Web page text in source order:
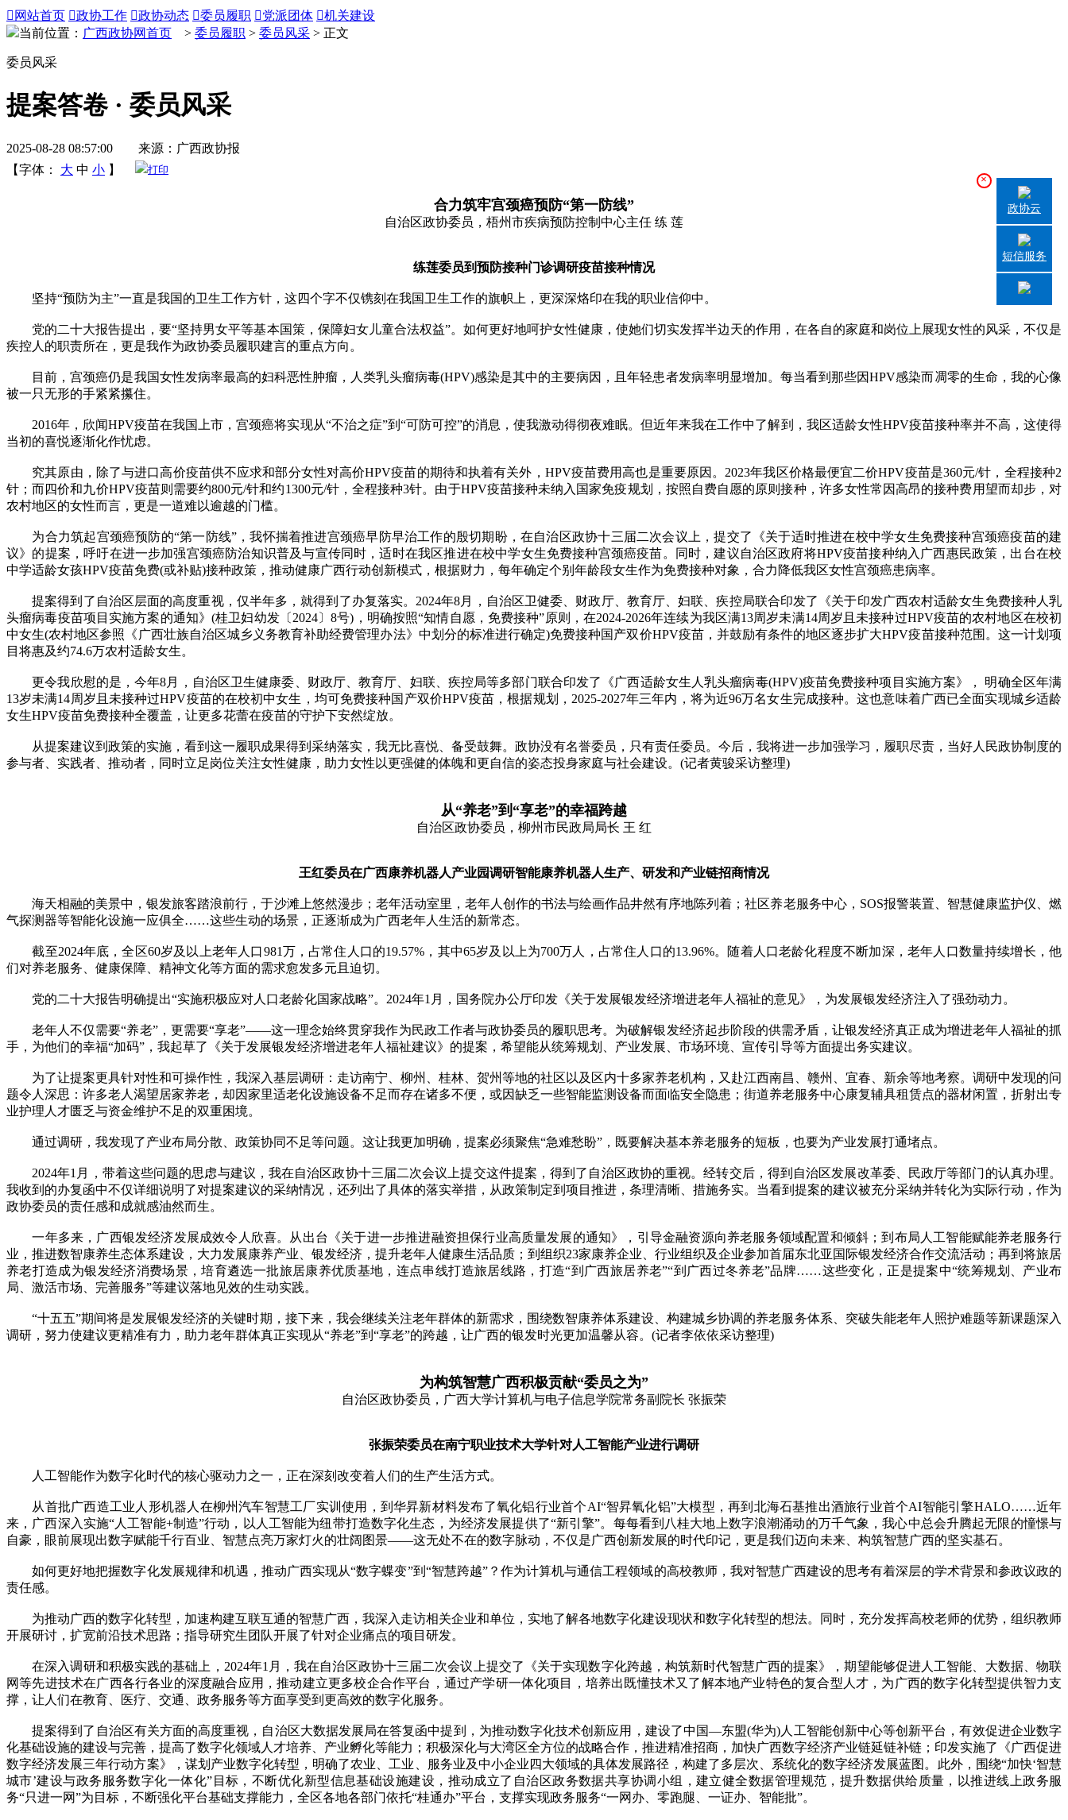
 网站首页 政协工作 政协动态 委员履职 党派团体 机关建设
当前位置： 广西政协网首页 > 委员履职 > 委员风采 > 正文
委员风采
提案答卷 · 委员风采
2025-08-28 08:57:00 来源：广西政协报
【字体：
大 中 小 】 打印
合力筑牢宫颈癌预防“第一防线”
自治区政协委员，梧州市疾病预防控制中心主任 练 莲
练莲委员到预防接种门诊调研疫苗接种情况
坚持“预防为主”一直是我国的卫生工作方针，这四个字不仅镌刻在我国卫生工作的旗帜上，更深深烙印在我的职业信仰中。
党的二十大报告提出，要“坚持男女平等基本国策，保障妇女儿童合法权益”。如何更好地呵护女性健康，使她们切实发挥半边天的作用，在各自的家庭和岗位上展现女性的风采，不仅是
疾控人的职责所在，更是我作为政协委员履职建言的重点方向。
目前，宫颈癌仍是我国女性发病率最高的妇科恶性肿瘤，人类乳头瘤病毒(HPV)感染是其中的主要病因，且年轻患者发病率明显增加。每当看到那些因HPV感染而凋零的生命，我的心像
被一只无形的手紧紧攥住。
2016年，欣闻HPV疫苗在我国上市，宫颈癌将实现从“不治之症”到“可防可控”的消息，使我激动得彻夜难眠。但近年来我在工作中了解到，我区适龄女性HPV疫苗接种率并不高，这使得
当初的喜悦逐渐化作忧虑。
究其原由，除了与进口高价疫苗供不应求和部分女性对高价HPV疫苗的期待和执着有关外，HPV疫苗费用高也是重要原因。2023年我区价格最便宜二价HPV疫苗是360元/针，全程接种2
针；而四价和九价HPV疫苗则需要约800元/针和约1300元/针，全程接种3针。由于HPV疫苗接种未纳入国家免疫规划，按照自费自愿的原则接种，许多女性常因高昂的接种费用望而却步，对
农村地区的女性而言，更是一道难以逾越的门槛。
为合力筑起宫颈癌预防的“第一防线”，我怀揣着推进宫颈癌早防早治工作的殷切期盼，在自治区政协十三届二次会议上，提交了《关于适时推进在校中学女生免费接种宫颈癌疫苗的建
议》的提案，呼吁在进一步加强宫颈癌防治知识普及与宣传同时，适时在我区推进在校中学女生免费接种宫颈癌疫苗。同时，建议自治区政府将HPV疫苗接种纳入广西惠民政策，出台在校
中学适龄女孩HPV疫苗免费(或补贴)接种政策，推动健康广西行动创新模式，根据财力，每年确定个别年龄段女生作为免费接种对象，合力降低我区女性宫颈癌患病率。
提案得到了自治区层面的高度重视，仅半年多，就得到了办复落实。2024年8月，自治区卫健委、财政厅、教育厅、妇联、疾控局联合印发了《关于印发广西农村适龄女生免费接种人乳
头瘤病毒疫苗项目实施方案的通知》(桂卫妇幼发〔2024〕8号)，明确按照“知情自愿，免费接种”原则，在2024-2026年连续为我区满13周岁未满14周岁且未接种过HPV疫苗的农村地区在校初
中女生(农村地区参照《广西壮族自治区城乡义务教育补助经费管理办法》中划分的标准进行确定)免费接种国产双价HPV疫苗，并鼓励有条件的地区逐步扩大HPV疫苗接种范围。这一计划项
目将惠及约74.6万农村适龄女生。
更令我欣慰的是，今年8月，自治区卫生健康委、财政厅、教育厅、妇联、疾控局等多部门联合印发了《广西适龄女生人乳头瘤病毒(HPV)疫苗免费接种项目实施方案》， 明确全区年满
13岁未满14周岁且未接种过HPV疫苗的在校初中女生，均可免费接种国产双价HPV疫苗，根据规划，2025-2027年三年内，将为近96万名女生完成接种。这也意味着广西已全面实现城乡适龄
女生HPV疫苗免费接种全覆盖，让更多花蕾在疫苗的守护下安然绽放。
从提案建议到政策的实施，看到这一履职成果得到采纳落实，我无比喜悦、备受鼓舞。政协没有名誉委员，只有责任委员。今后，我将进一步加强学习，履职尽责，当好人民政协制度的
参与者、实践者、推动者，同时立足岗位关注女性健康，助力女性以更强健的体魄和更自信的姿态投身家庭与社会建设。(记者黄骏采访整理)
从“养老”到“享老”的幸福跨越
自治区政协委员，柳州市民政局局长 王 红
王红委员在广西康养机器人产业园调研智能康养机器人生产、研发和产业链招商情况
海天相融的美景中，银发旅客踏浪前行，于沙滩上悠然漫步；老年活动室里，老年人创作的书法与绘画作品井然有序地陈列着；社区养老服务中心，SOS报警装置、智慧健康监护仪、燃
气探测器等智能化设施一应俱全……这些生动的场景，正逐渐成为广西老年人生活的新常态。
截至2024年底，全区60岁及以上老年人口981万，占常住人口的19.57%，其中65岁及以上为700万人，占常住人口的13.96%。随着人口老龄化程度不断加深，老年人口数量持续增长，他
们对养老服务、健康保障、精神文化等方面的需求愈发多元且迫切。
党的二十大报告明确提出“实施积极应对人口老龄化国家战略”。2024年1月，国务院办公厅印发《关于发展银发经济增进老年人福祉的意见》，为发展银发经济注入了强劲动力。
老年人不仅需要“养老”，更需要“享老”——这一理念始终贯穿我作为民政工作者与政协委员的履职思考。为破解银发经济起步阶段的供需矛盾，让银发经济真正成为增进老年人福祉的抓
手，为他们的幸福“加码”，我起草了《关于发展银发经济增进老年人福祉建议》的提案，希望能从统筹规划、产业发展、市场环境、宣传引导等方面提出务实建议。
为了让提案更具针对性和可操作性，我深入基层调研：走访南宁、柳州、桂林、贺州等地的社区以及区内十多家养老机构，又赴江西南昌、赣州、宜春、新余等地考察。调研中发现的问
题令人深思：许多老人渴望居家养老，却因家里适老化设施设备不足而存在诸多不便，或因缺乏一些智能监测设备而面临安全隐患；街道养老服务中心康复辅具租赁点的器材闲置，折射出专
业护理人才匮乏与资金维护不足的双重困境。
通过调研，我发现了产业布局分散、政策协同不足等问题。这让我更加明确，提案必须聚焦“急难愁盼”，既要解决基本养老服务的短板，也要为产业发展打通堵点。
2024年1月，带着这些问题的思虑与建议，我在自治区政协十三届二次会议上提交这件提案，得到了自治区政协的重视。经转交后，得到自治区发展改革委、民政厅等部门的认真办理。
我收到的办复函中不仅详细说明了对提案建议的采纳情况，还列出了具体的落实举措，从政策制定到项目推进，条理清晰、措施务实。当看到提案的建议被充分采纳并转化为实际行动，作为
政协委员的责任感和成就感油然而生。
一年多来，广西银发经济发展成效令人欣喜。从出台《关于进一步推进融资担保行业高质量发展的通知》，引导金融资源向养老服务领域配置和倾斜；到布局人工智能赋能养老服务行
业，推进数智康养生态体系建设，大力发展康养产业、银发经济，提升老年人健康生活品质；到组织23家康养企业、行业组织及企业参加首届东北亚国际银发经济合作交流活动；再到将旅居
养老打造成为银发经济消费场景，培育遴选一批旅居康养优质基地，连点串线打造旅居线路，打造“到广西旅居养老”“到广西过冬养老”品牌……这些变化，正是提案中“统筹规划、产业布
局、激活市场、完善服务”等建议落地见效的生动实践。
“十五五”期间将是发展银发经济的关键时期，接下来，我会继续关注老年群体的新需求，围绕数智康养体系建设、构建城乡协调的养老服务体系、突破失能老年人照护难题等新课题深入
调研，努力使建议更精准有力，助力老年群体真正实现从“养老”到“享老”的跨越，让广西的银发时光更加温馨从容。(记者李依依采访整理)
为构筑智慧广西积极贡献“委员之为”
自治区政协委员，广西大学计算机与电子信息学院常务副院长 张振荣
张振荣委员在南宁职业技术大学针对人工智能产业进行调研
人工智能作为数字化时代的核心驱动力之一，正在深刻改变着人们的生产生活方式。
从首批广西造工业人形机器人在柳州汽车智慧工厂实训使用，到华昇新材料发布了氧化铝行业首个AI“智昇氧化铝”大模型，再到北海石基推出酒旅行业首个AI智能引擎HALO……近年
来，广西深入实施“人工智能+制造”行动，以人工智能为纽带打造数字化生态，为经济发展提供了“新引擎”。每每看到八桂大地上数字浪潮涌动的万千气象，我心中总会升腾起无限的憧憬与
自豪，眼前展现出数字赋能千行百业、智慧点亮万家灯火的壮阔图景——这无处不在的数字脉动，不仅是广西创新发展的时代印记，更是我们迈向未来、构筑智慧广西的坚实基石。
如何更好地把握数字化发展规律和机遇，推动广西实现从“数字蝶变”到“智慧跨越”？作为计算机与通信工程领域的高校教师，我对智慧广西建设的思考有着深层的学术背景和参政议政的
责任感。
为推动广西的数字化转型，加速构建互联互通的智慧广西，我深入走访相关企业和单位，实地了解各地数字化建设现状和数字化转型的想法。同时，充分发挥高校老师的优势，组织教师
开展研讨，扩宽前沿技术思路；指导研究生团队开展了针对企业痛点的项目研发。
在深入调研和积极实践的基础上，2024年1月，我在自治区政协十三届二次会议上提交了《关于实现数字化跨越，构筑新时代智慧广西的提案》，期望能够促进人工智能、大数据、物联
网等先进技术在广西各行各业的深度融合应用，推动建立更多校企合作平台，通过产学研一体化项目，培养出既懂技术又了解本地产业特色的复合型人才，为广西的数字化转型提供智力支
撑，让人们在教育、医疗、交通、政务服务等方面享受到更高效的数字化服务。
提案得到了自治区有关方面的高度重视，自治区大数据发展局在答复函中提到，为推动数字化技术创新应用，建设了中国—东盟(华为)人工智能创新中心等创新平台，有效促进企业数字
化基础设施的建设与完善，提高了数字化领域人才培养、产业孵化等能力；积极深化与大湾区全方位的战略合作，推进精准招商，加快广西数字经济产业链延链补链；印发实施了《广西促进
数字经济发展三年行动方案》，谋划产业数字化转型，明确了农业、工业、服务业及中小企业四大领域的具体发展路径，构建了多层次、系统化的数字经济发展蓝图。此外，围绕“加快‘智慧
城市’建设与政务服务数字化一体化”目标，不断优化新型信息基础设施建设，推动成立了自治区政务数据共享协调小组，建立健全数据管理规范，提升数据供给质量，以推进线上政务服
务“只进一网”为目标，不断强化平台基础支撑能力，全区各地各部门依托“桂通办”平台，支撑实现政务服务“一网办、零跑腿、一证办、智能批”。
×
政协云
短信服务